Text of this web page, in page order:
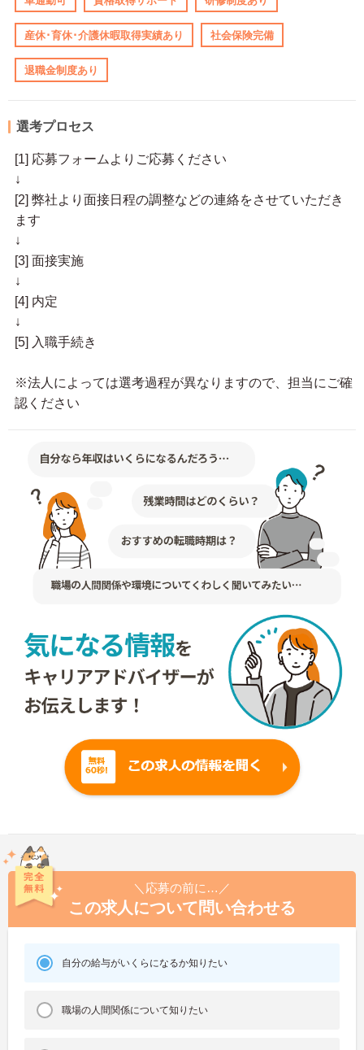
産休･育休･介護休暇取得実績あり 社会保険完備
退職金制度あり
選考プロセス
[1] 応募フォームよりご応募ください
↓
[2] 弊社より面接日程の調整などの連絡をさせていただき
ます
↓
[3] 面接実施
↓
[4] 内定
↓
[5] 入職手続き
※法人によっては選考過程が異なりますので、担当にご確
認ください
＼応募の前に…／
この求人について問い合わせる
自分の給与がいくらになるか知りたい
職場の人間関係について知りたい